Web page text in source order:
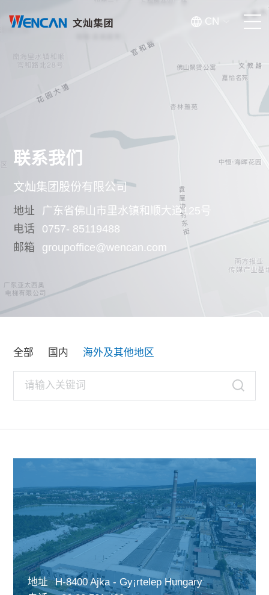
首页
关于我们
创新智造
新闻资讯
投资者关系
CN
联系我们
文灿集团股份有限公司
地址
广东省佛山市里水镇和顺大道125号
电话
0757- 85119488
邮箱
groupoffice@wencan.com
全部 国内 海外及其他地区
地址
H-8400 Ajka - Gy¡rtelep Hungary